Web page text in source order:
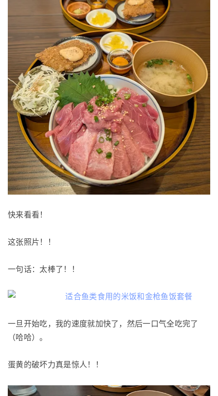
快来看看！
这张照片！！
一句话：太棒了！！
一旦开始吃，我的速度就加快了，然后一口气全吃完了
（哈哈）。
蛋黄的破坏力真是惊人！！